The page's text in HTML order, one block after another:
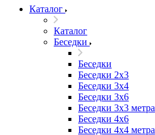
Каталог
Каталог
Беседки
Беседки
Беседки 2x3
Беседки 3x4
Беседки 3x6
Беседки 3х3 метра
Беседки 4x6
Беседки 4х4 метра